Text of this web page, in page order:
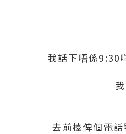
我話下唔係9:30
去前檯俾個電